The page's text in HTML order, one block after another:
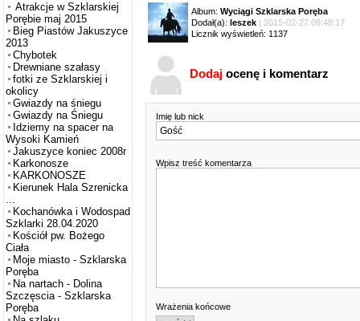
Atrakcje w Szklarskiej
Porębie maj 2015
Bieg Piastów Jakuszyce
2013
Chybotek
Drewniane szałasy
fotki ze Szklarskiej i
okolicy
Gwiazdy na śniegu
Gwiazdy na Śniegu
Idziemy na spacer na
Wysoki Kamień
Jakuszyce koniec 2008r
Karkonosze
KARKONOSZE
Kierunek Hala Szrenicka
...
Kochanówka i Wodospad
Szklarki 28.04.2020
Kościół pw. Bożego
Ciała
Moje miasto - Szklarska
Poręba
Na nartach - Dolina
Szczęscia - Szklarska
Poręba
Album: Wyciągi Szklarska Poręba
Dodał(a): leszek | 2015-02-27 09:48:17
Licznik wyświetleń: 1137
Dodaj ocenę i komentarz
Imię lub nick
Wpisz treść komentarza
Wrażenia końcowe